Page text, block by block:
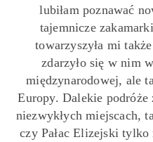
lubiłam poznawać
tajemnicze
towarzyszyła mi
zdarzyło się w nim
międzynarodowej, ale
Europy. Dalekie
niezwykłych miejscach,
czy Pałac Elizejski